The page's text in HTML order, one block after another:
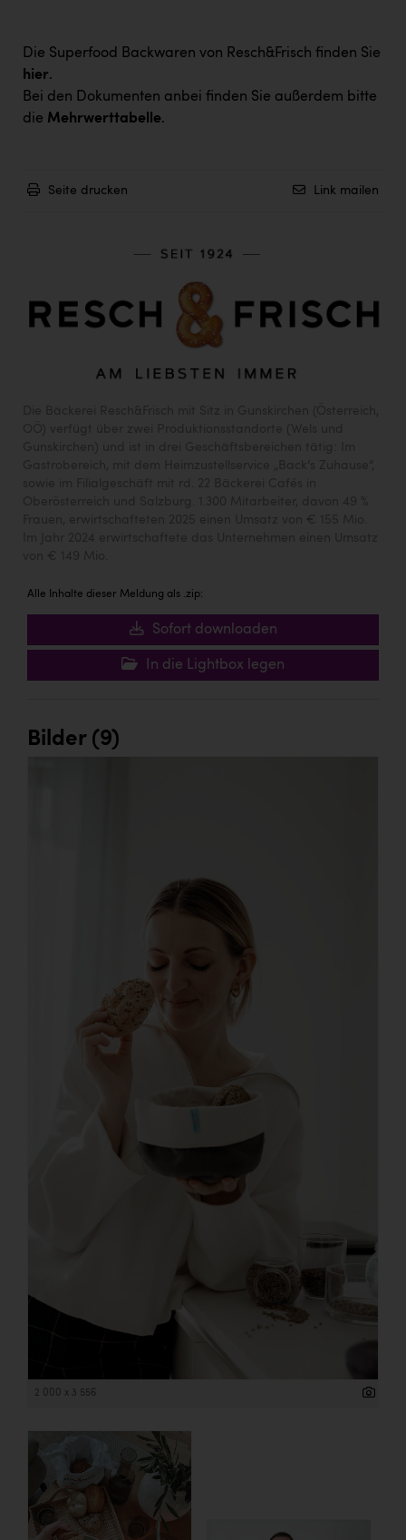
Die Superfood Backwaren von Resch&Frisch finden Sie
hier.
Bei den Dokumenten anbei finden Sie außerdem bitte
die Mehrwerttabelle.
Seite drucken Link mailen
Alle Inhalte dieser Meldung als .zip:
Sofort downloaden
In die Lightbox legen
Bilder (9)
2 000 x 3 556